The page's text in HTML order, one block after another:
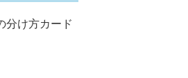
分け方カード